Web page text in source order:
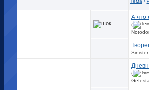
Тема /
А что
(
Sinister
(